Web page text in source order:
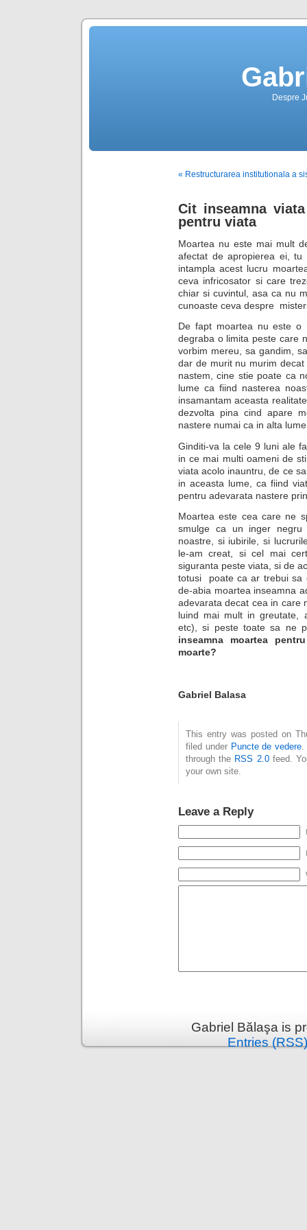
Despre
« Restructurarea institutionala a
Cit inseamna
pentru viata
Moartea nu este mai mult
afectat de apropierea ei,
intampla acest lucru
ceva infricosator si care
chiar si cuvintul, asa ca nu
cunoaste ceva despre
De fapt moartea nu este o
degraba o limita peste care
vorbim mereu, sa gandim,
dar de murit nu murim
nastem, cine stie poate ca
lume ca fiind nasterea
insamantam aceasta
dezvolta pina cind apare
nastere numai ca in alta
Ginditi-va la cele 9 luni ale
in ce mai multi oameni de
viata acolo inauntru, de ce
in aceasta lume, ca fiind
pentru adevarata nastere
Moartea este cea care ne
smulge ca un inger
noastre, si iubirile, si
le-am creat, si cel mai
siguranta peste viata, si de
totusi poate ca ar trebui sa
de-abia moartea inseamna
adevarata decat cea in care
luind mai mult in greutate,
etc), si peste toate sa ne
inseamna moartea
moarte?
Gabriel Balasa
This entry was posted on
filed under Puncte de vedere
through the RSS 2.0feed.
your own site.
Leave a Reply
Gabriel Bălaşa is
Entries (RSS)